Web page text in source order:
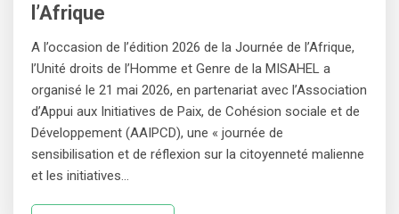
l’Afrique
A l’occasion de l’édition 2026 de la Journée de l’Afrique,
l’Unité droits de l’Homme et Genre de la MISAHEL a
organisé le 21 mai 2026, en partenariat avec l’Association
d’Appui aux Initiatives de Paix, de Cohésion sociale et de
Développement (AAIPCD), une « journée de
sensibilisation et de réflexion sur la citoyenneté malienne
et les initiatives…